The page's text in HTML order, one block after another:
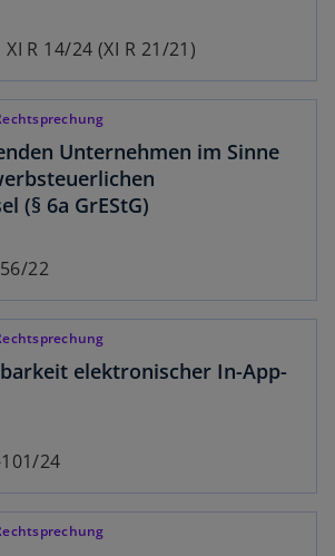
R 14/24 (XI R 21/21)
Unternehmen im Sinne
(§ 6a GrEStG)
22
elektronischer In-App-
24